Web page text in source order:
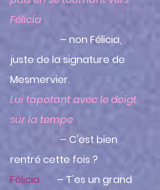
Félicia
– non Félicia,
juste de la signature de
Mesmervier.
Lui tapotant avec le doigt
sur la tempe
– C’est bien
rentré cette fois ?
Félicia – T’es un grand